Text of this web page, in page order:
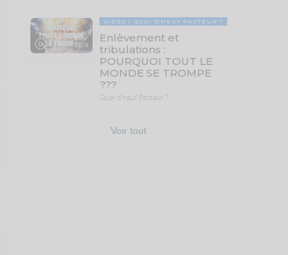
78:19
VIDÉO QUOI D'NEUF PASTEUR ?
Enlèvement et
tribulations :
POURQUOI TOUT LE
MONDE SE TROMPE
???
Quoi d'neuf Pasteur ?
Voir tout